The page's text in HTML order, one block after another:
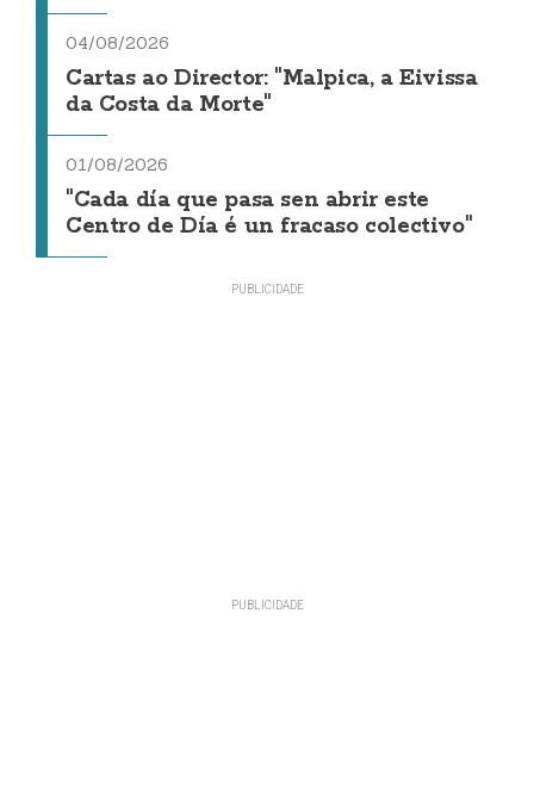
04/08/2026
Cartas ao Director: "Malpica, a Eivissa
da Costa da Morte"
01/08/2026
"Cada día que pasa sen abrir este
Centro de Día é un fracaso colectivo"